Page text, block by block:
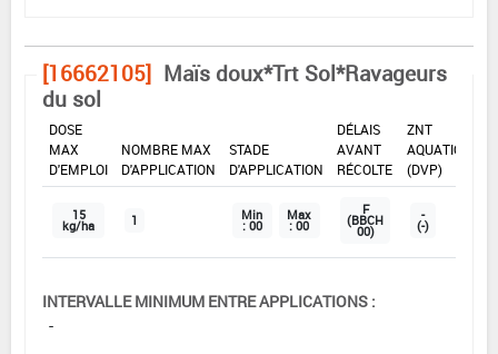
[16662105] Maïs doux*Trt Sol*Ravageurs
du sol
DOSE
MAX
D'EMPLOI
NOMBRE MAX
D'APPLICATION
STADE
D'APPLICATION
DÉLAIS
AVANT
RÉCOLTE
ZNT
AQUATIQUE
(DVP)
15
kg/ha 1 Min
: 00
Max
: 00
F
(BBCH
00)
-
(-)
INTERVALLE MINIMUM ENTRE APPLICATIONS :
-